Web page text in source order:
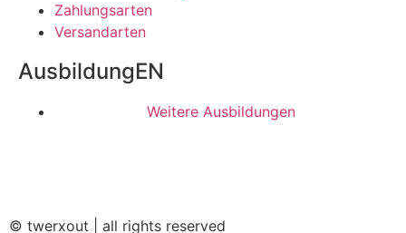
Zahlungsarten
Versandarten
AusbildungEN
Weitere Ausbildungen
© twerxout | all rights reserved